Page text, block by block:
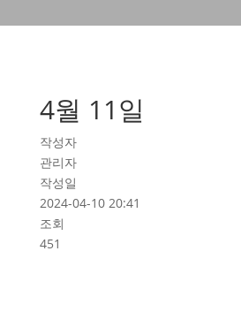
4월 11일
작성자
관리자
작성일
2024-04-10 20:41
조회
451